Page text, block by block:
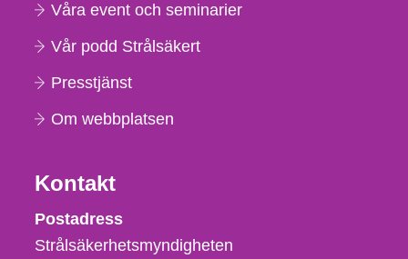
Våra event och seminarier
Vår podd Strålsäkert
Presstjänst
Om webbplatsen
Kontakt
Strålsäkerhetsmyndigheten
Postadress
Strålsäkerhetsmyndigheten